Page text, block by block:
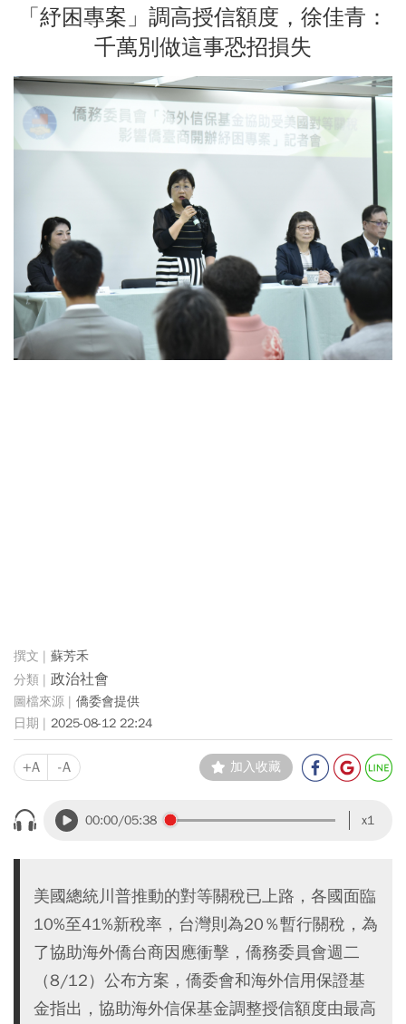
「紓困專案」調高授信額度，徐佳青：
千萬別做這事恐招損失
蘇芳禾
政治社會
僑委會提供
2025-08-12 22:24
+A -A 加入收藏
00:00/05:38 x1
美國總統川普推動的對等關稅已上路，各國面臨
10%至41%新稅率，台灣則為20％暫行關稅，為
了協助海外僑台商因應衝擊，僑務委員會週二
（8/12）公布方案，僑委會和海外信用保證基
金指出，協助海外信保基金調整授信額度由最高